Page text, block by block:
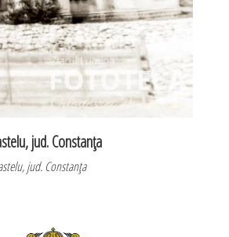
jud. Constanţa
jud. Constanţa